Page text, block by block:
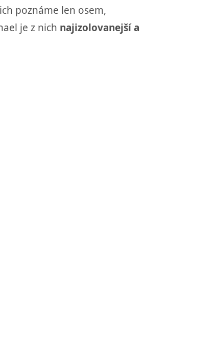
poznáme len osem,
je z nich najizolovanejší a